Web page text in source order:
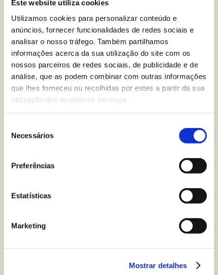
Este website utiliza cookies
Utilizamos cookies para personalizar conteúdo e
anúncios, fornecer funcionalidades de redes sociais e
analisar o nosso tráfego. Também partilhamos
informações acerca da sua utilização do site com os
nossos parceiros de redes sociais, de publicidade e de
análise, que as podem combinar com outras informações
que lhes forneceu ou recolhidas por estes a partir da sua
utilização dos respetivos serviços.
Necessários
Preferências
Estatísticas
Marketing
Mostrar detalhes
Você tem alguma dúvida
nutricional sobreBolachas
Wafer Mix de Nata e
Chocolate?
Escreva-nos para
Mais recentes